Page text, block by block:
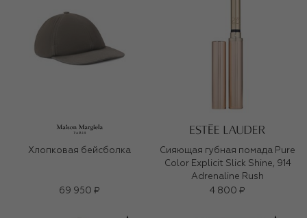
Хлопковая бейсболка
69 950 ₽
Сияющая губная помада Pure
Color Explicit Slick Shine, 914
Adrenaline Rush
4 800 ₽